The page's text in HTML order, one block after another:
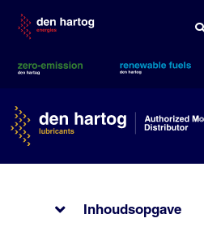
content
Producten
Inhoudsopgave